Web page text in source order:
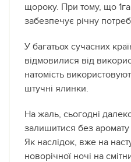
щороку. При тому, що
забезпечує річну
У багатьох сучасних
відмовилися від
натомість
штучні ялинки.
На жаль, сьогодні
залишитися без аромату
Як наслідок, вже на
новорічної ночі на